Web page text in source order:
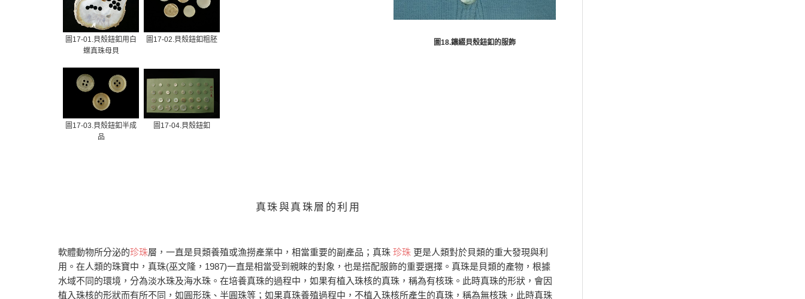
圖17-01.貝殼鈕釦用白
蝶真珠母貝
圖17-02.貝殼鈕釦粗胚
圖17-03.貝殼鈕釦半成
品
圖17-04.貝殼鈕釦
圖18.鑲綴貝殼鈕釦的服飾
真珠與真珠層的利用
軟體動物所分泌的珍珠層，一直是貝類養殖或漁撈產業中，相當重要的副產品；真珠 珍珠 更是人類對於貝類的重大發現與利
用。在人類的珠寶中，真珠(巫文隆，1987)一直是相當受到親睞的對象，也是搭配服飾的重要選擇。真珠是貝類的產物，根據
水域不同的環境，分為淡水珠及海水珠。在培養真珠的過程中，如果有植入珠核的真珠，稱為有核珠。此時真珠的形狀，會因
植入珠核的形狀而有所不同，如圓形珠、半圓珠等；如果真珠養殖過程中，不植入珠核所產生的真珠，稱為無核珠，此時真珠